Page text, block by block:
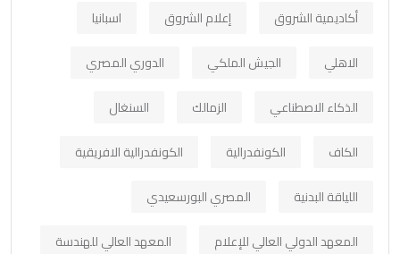
أكاديمية الشروق
إعلام الشروق
اسبانيا
الاهلي
الجيش الملكي
الدوري المصري
الذكاء الاصطناعي
الزمالك
السنغال
الكاف
الكونفدرالية
الكونفدرالية الافريقية
اللياقة البدنية
المصري البورسعيدي
المعهد الدولي العالي للإعلام
المعهد العالي للهندسة